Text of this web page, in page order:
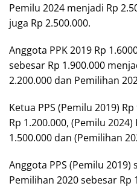
Pemilu 2024 menjadi Rp
juga Rp 2.500.000.
Anggota PPK 2019 Rp
sebesar Rp 1.900.000
2.200.000 dan Pemilihan
Ketua PPS (Pemilu 2019)
Rp 1.200.000, (Pemilu
1.500.000 dan (Pemilihan
Anggota PPS (Pemilu 2019)
Pemilihan 2020 sebesar Rp